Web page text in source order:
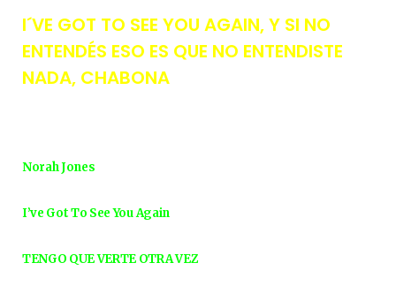
I´VE GOT TO SEE YOU AGAIN, Y SI NO
ENTENDÉS ESO ES QUE NO ENTENDISTE
NADA, CHABONA
Norah Jones
I’ve Got To See You Again
TENGO QUE VERTE OTRA VEZ